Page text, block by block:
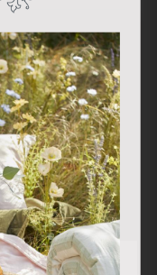
Conejito,
o Ovejita –
Tallada
€
para analizar